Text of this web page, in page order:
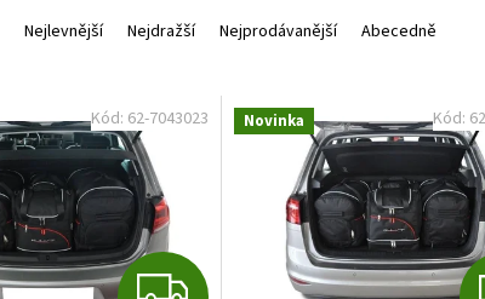
Nejlevnější Nejdražší Nejprodávanější Abecedně
Z
Kód: 62-7043023 Novinka Kód: